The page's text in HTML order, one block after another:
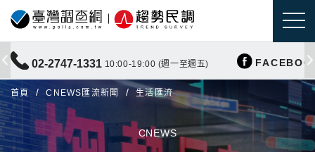
02-2747-1331 10:00-19:00 (週一至週五)
首頁 CNEWS匯流新聞 生活匯流
CNEWS